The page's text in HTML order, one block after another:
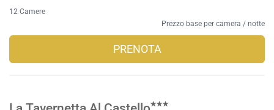
12 Camere
Prezzo base per camera / notte
PRENOTA